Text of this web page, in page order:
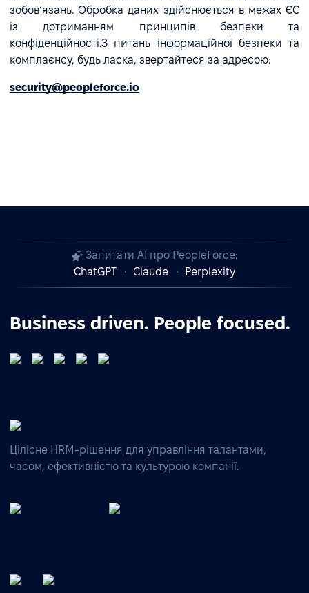
зобов’язань. Обробка даних здійснюється в межах ЄС
із дотриманням принципів безпеки та
конфіденційності.З питань інформаційної безпеки та
комплаєнсу, будь ласка, звертайтеся за адресою:
security@peopleforce.io
Запитати AI про PeopleForce:
ChatGPT
Claude Perplexity
Business driven. People focused.
Цілісне HRM-рішення для управління талантами,
часом, ефективністю та культурою компанії.